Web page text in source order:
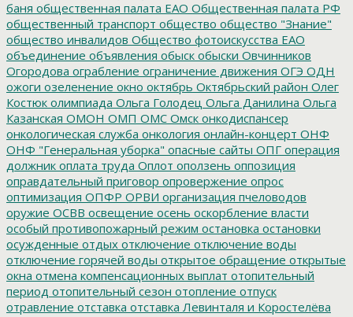
баня общественная палата ЕАО Общественная палата РФ
общественный транспорт общество общество "Знание"
общество инвалидов Общество фотоискусства ЕАО
объединение объявления обыск обыски Овчинников
Огородова ограбление ограничение движения ОГЭ ОДН
ожоги озеленение окно октябрь Октябрьский район Олег
Костюк олимпиада Ольга Голодец Ольга Данилина Ольга
Казанская ОМОН ОМП ОМС Омск онкодиспансер
онкологическая служба онкология онлайн-концерт ОНФ
ОНФ "Генеральная уборка" опасные сайты ОПГ операция
должник оплата труда Оплот оползень оппозиция
оправдательный приговор опровержение опрос
оптимизация ОПФР ОРВИ организация пчеловодов
оружие ОСВВ освещение осень оскорбление власти
особый противопожарный режим остановка остановки
осужденные отдых отключение отключение воды
отключение горячей воды открытое обращение открытые
окна отмена компенсационных выплат отопительный
период отопительный сезон отопление отпуск
отравление отставка отставка Левинталя и Коростелёва